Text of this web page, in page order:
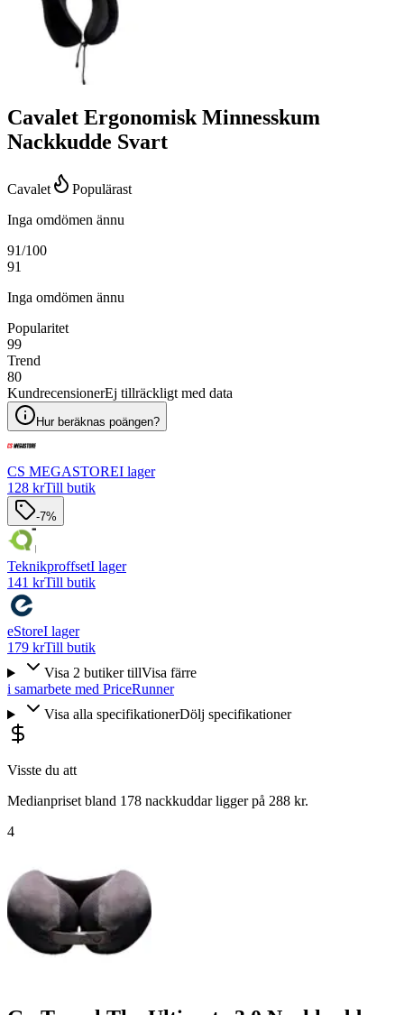
Cavalet Ergonomisk Minnesskum
Nackkudde Svart
Cavalet
Populärast
Inga omdömen ännu
91/100
91
Inga omdömen ännu
Popularitet
99
Trend
80
KundrecensionerEj tillräckligt med data
Hur beräknas poängen?
CS MEGASTOREI lager
128 krTill butik
-7%
TeknikproffsetI lager
141 krTill butik
eStoreI lager
179 krTill butik
Visa 2 butiker tillVisa färre
i samarbete med PriceRunner
Visa alla specifikationerDölj specifikationer
Visste du att
Medianpriset bland 178 nackkuddar ligger på 288 kr.
4